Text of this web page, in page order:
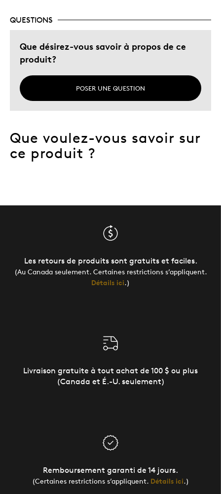
QUESTIONS
Que désirez-vous savoir à propos de ce
produit?
POSER UNE QUESTION
Que voulez-vous savoir sur
ce produit ?
Les retours de produits sont gratuits et faciles.
(Au Canada seulement. Certaines restrictions s’appliquent.
Détails ici.)
Livraison gratuite à tout achat de 100 $ ou plus
(Canada et É.-U. seulement)
Remboursement garanti de 14 jours.
(Certaines restrictions s’appliquent. Détails ici.)